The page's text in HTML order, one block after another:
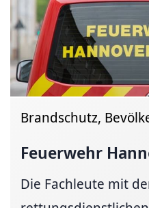
Brandschutz,
Feuerwehr
Die Fachleute mit